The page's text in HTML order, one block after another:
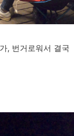
, 번거로워서 결국